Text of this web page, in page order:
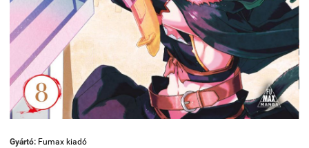
Gyártó: Fumax kiadó